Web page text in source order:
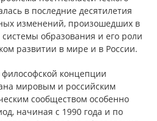
в последние десятилетия
изменений, произошедших в
образования и его роли
развитии в мире и в России.
концепции
мировым и российским
сообществом особенно
начиная с 1990 года и по